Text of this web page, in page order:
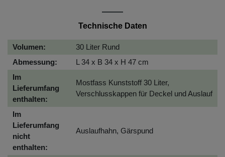
Technische Daten
Volumen:
30 Liter Rund
Abmessung:
L 34 x B 34 x H 47 cm
Im
Lieferumfang
enthalten:
Mostfass Kunststoff 30 Liter,
Verschlusskappen für Deckel und Auslauf
Im
Lieferumfang
nicht
enthalten:
Auslaufhahn, Gärspund